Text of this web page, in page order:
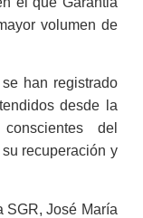
volumen de
han registrado
desde la
del
recuperación y
SGR, José María